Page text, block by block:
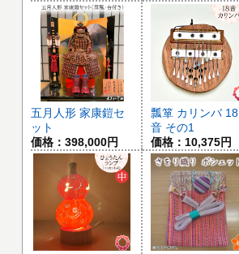
五月人形 家康鎧セ
ット
価格：398,000円
瓢箪 カリンバ 18
音 その1
価格：10,375円